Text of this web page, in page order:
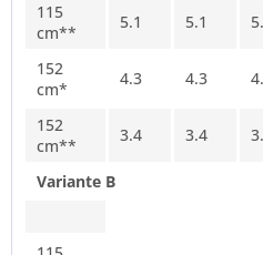
115
cm**
5.1 5.1
152
cm*
4.3 4.3
152
cm**
3.4 3.4
Variante B